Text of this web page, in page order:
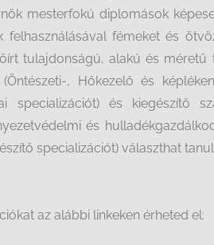
mesterfokú diplomások
felhasználásával fémeket és
tulajdonságú, alakú és méretű
, Hőkezelő és
specializációt) és kiegészítő
és
specializációt) választhat
az alábbi linkeken érheted el: